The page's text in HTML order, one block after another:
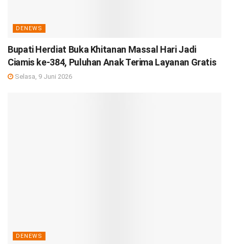
DENEWS
Bupati Herdiat Buka Khitanan Massal Hari Jadi
Ciamis ke-384, Puluhan Anak Terima Layanan Gratis
Selasa, 9 Juni 2026
DENEWS